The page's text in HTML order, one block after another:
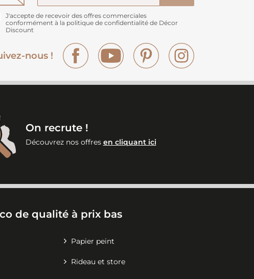
J'accepte de recevoir des offres commerciales
conformément à la politique de confidentialité de Décor
Discount
nous !
Facebook YouTube Pinterest
On recrute !
Découvrez nos offres en cliquant ici
de qualité à prix bas
Papier peint
Rideau et store